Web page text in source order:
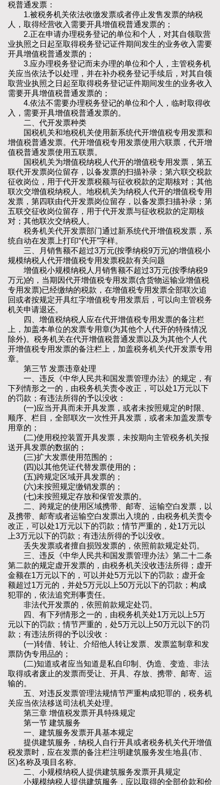
税普通发票：
1.被税务机关依法收缴发票或者停止发售发票的纳税
人，取得经营收入需要开具增值税普通发票的；
2.正在申请办理税务登记的单位和个人，对其自领取营
业执照之日起至取得税务登记证件期间发生的业务收入需要
开具增值税普通发票的；
3.应办理税务登记而未办理的单位和个人，主管税务机
关应当依法予以处理，并在补办税务登记手续后，对其自领
取营业执照之日起至取得税务登记证件期间发生的业务收入
需要开具增值税普通发票的；
4.依法不需要办理税务登记的单位和个人，临时取得收
入，需要开具增值税普通发票的。
二、代开发票种类
国税机关和地税机关使用新系统代开增值税专用发票和
增值税普通发票。代开增值税专用发票使用六联票，代开增
值税普通发票使用五联票。
国税机关为增值税纳税人代开的增值税专用发票，第五
联代开发票岗位留存，以备发票的扫描补录；第六联交税款
征收岗位，用于代开发票税额与征收税款的定期核对；其他
联次交增值税纳税人。地税机关为纳税人代开的增值税专用
发票，第四联由代开发票岗位留存，以备发票扫描补录；第
五联交征收岗位留存，用于代开发票与征收税款的定期核
对；其他联次交纳税人。
税务机关代开发票部门通过新系统代开增值税发票，系
统自动在发票上打印“代开”字样。
三、月销售额不超过3万元(按季纳税9万元)的增值税小
规模纳税人代开增值税专用发票税款有关问题
增值税小规模纳税人月销售额不超过3万元(按季纳税9
万元)的，当期因代开增值税专用发票(含货物运输业增值税
专用发票)已经缴纳的税款，在增值税专用发票全部联次追
回或者按规定开具红字增值税专用发票后，可以向主管税务
机关申请退还。
四、增值税纳税人应在代开增值税专用发票的备注栏
上，加盖本单位的发票专用章(为其他个人代开的特殊情况
除外)。税务机关在代开增值税普通发票以及为其他个人代
开增值税专用发票的备注栏上，加盖税务机关代开发票专用
章。
第三节 发票违章处理
一、违反《中华人民共和国发票管理办法》的规定，有
下列情形之一的，由税务机关责令改正，可以处1万元以下
的罚款；有违法所得的予以没收：
(一)应当开具而未开具发票，或者未按照规定的时限、
顺序、栏目，全部联次一次性开具发票，或者未加盖发票专
用章的；
(二)使用税控装置开具发票，未按期向主管税务机关报
送开具发票的数据的；
(三)扩大发票使用范围的；
(四)以其他凭证代替发票使用的；
(五)跨规定区域开具发票的；
(六)未按照规定缴销发票的；
(七)未按照规定存放和保管发票的。
二、跨规定的使用区域携带、邮寄、运输空白发票，以
及携带、邮寄或者运输空白发票出入境的，由税务机关责令
改正，可以处1万元以下的罚款；情节严重的，处1万元以
上3万元以下的罚款；有违法所得的予以没收。
丢失发票或者擅自损毁发票的，依照前款规定处罚。
三、违反《中华人民共和国发票管理办法》第二十二条
第二款的规定虚开发票的，由税务机关没收违法所得；虚开
金额在1万元以下的，可以并处5万元以下的罚款；虚开金
额超过1万元的，并处5万元以上50万元以下的罚款；构成
犯罪的，依法追究刑事责任。
非法代开发票的，依照前款规定处罚。
四、有下列情形之一的，由税务机关处1万元以上5万
元以下的罚款；情节严重的，处5万元以上50万元以下的罚
款；有违法所得的予以没收：
(一)转借、转让、介绍他人转让发票、发票监制章和发
票防伪专用品的；
(二)知道或者应当知道是私自印制、伪造、变造、非法
取得或者废止的发票而受让、开具、存放、携带、邮寄、运
输的。
五、对违反发票管理法规情节严重构成犯罪的，税务机
关应当依法移送司法机关处理。
第三章 增值税发票开具特殊规定
第一节 建筑服务
一、建筑服务发票开具基本规定
提供建筑服务，纳税人自行开具或者税务机关代开增值
税发票时，应在发票的备注栏注明建筑服务发生地县(市、
区)名称及项目名称。
二、小规模纳税人提供建筑服务发票开具规定
小规模纳税人提供建筑服务，应以取得的全部价款和价